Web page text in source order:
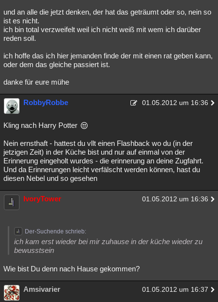
und an alle die jetzt denken, der hat das geträumt oder so, nein so
ist es nicht.
ich bin total verzweifelt weil ich nicht weiß mit wem ich darüber
reden soll.
ich hoffe das ich hier jemanden finde der mit einen rat geben kann,
oder dem das gleiche passiert ist.
danke für eure mühe
RobbyRobbe 01.05.2012 um 16:36
Kling nach Harry Potter
Nein ernsthaft - hattest du vllt einen Flashback wo du (in der
jetzigen Zeit) in der Küche bist und nur auf einmal von der
Erinnerung eingeholt wurdes - die erinnerung an deine Zugfahrt.
Und da Erinnerungen leicht verfälscht werden können, hast du
diesen Nebel und so gesehen
IvoryTower 01.05.2012 um 16:36
Der-Suchende schrieb:
ich kam erst wieder bei mir zuhause in der küche wieder zu
bewusstsein
Wie bist Du denn nach Hause gekommen?
Amsivarier 01.05.2012 um 16:37